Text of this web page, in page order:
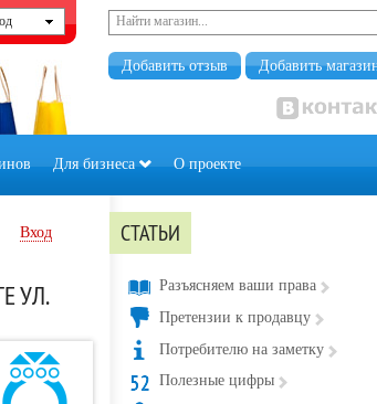
Добавить отзыв Добавить
Для бизнеса О проекте
Вход
УЛ.
СТАТЬИ
Разъясняем ваши права
Претензии к продавцу
Потребителю на заметку
Полезные цифры